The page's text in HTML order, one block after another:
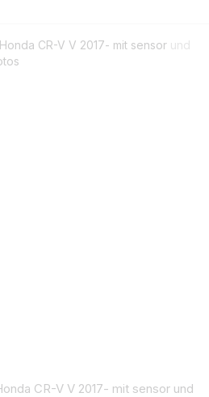
CR-V V 2017- mit sensor und